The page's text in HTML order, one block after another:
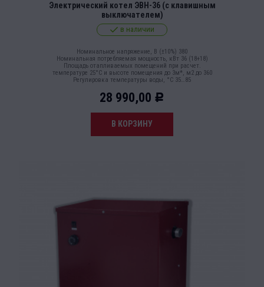
Электрический котел ЭВН-36 (с клавишным
выключателем)
в наличии
Номинальное напряжение, В (±10%) 380
Номинальная потребляемая мощность, кВт 36 (18+18)
Площадь отапливаемых помещений при расчет.
температуре 25°С и высоте помещения до 3м*, м2 до 360
Регулировка температуры воды, °С 35…85
28 990,00 Р
В КОРЗИНУ